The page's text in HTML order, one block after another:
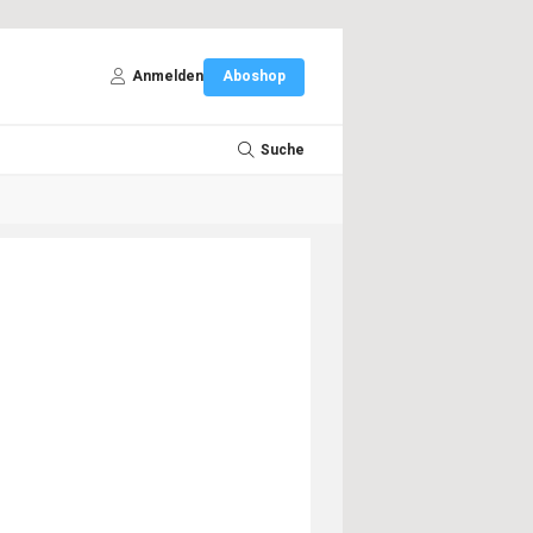
Anmelden Aboshop
Suche